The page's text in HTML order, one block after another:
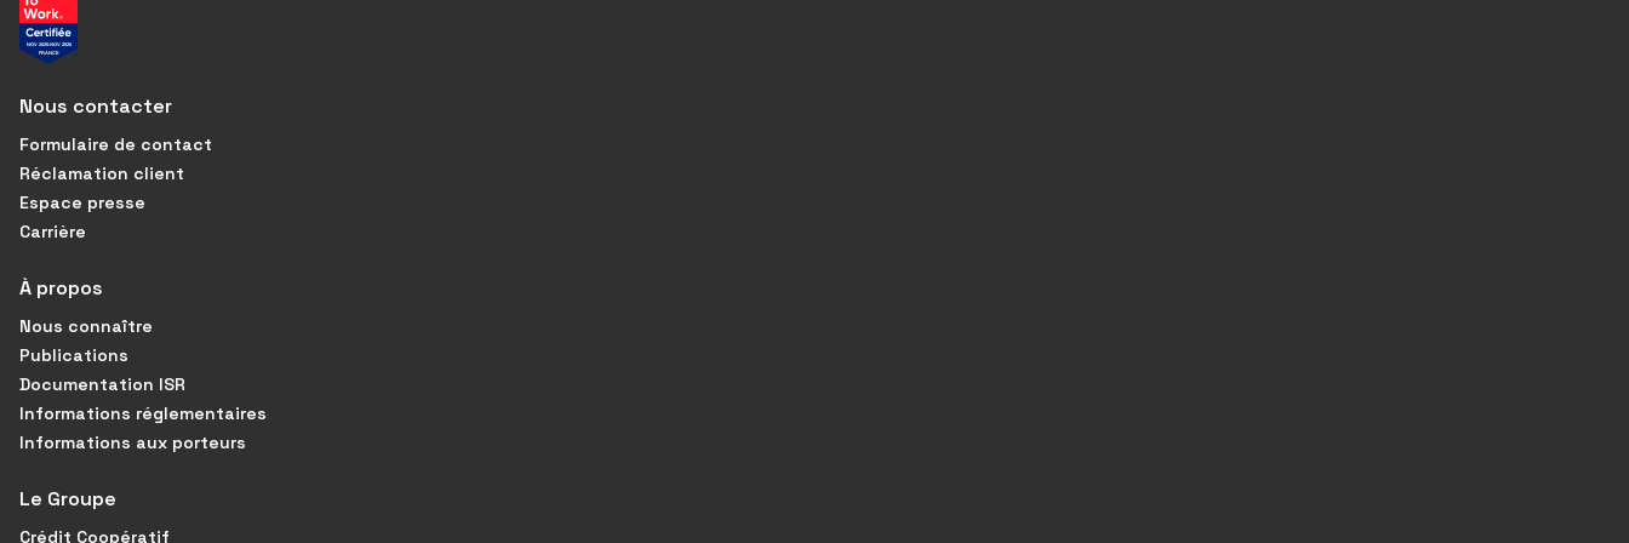
Nous contacter
Formulaire de contact
Réclamation client
Espace presse
Carrière
À propos
Nous connaître
Publications
Documentation ISR
Informations réglementaires
Informations aux porteurs
Le Groupe
Crédit Coopératif